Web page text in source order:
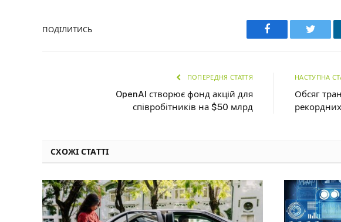
ПОДІЛИТИСЬ Facebook Twitter
ПОПЕРЕДНЯ СТАТТЯ
OpenAI створює фонд акцій для
співробітників на $50 млрд
НАСТУПНА
Обсяг
СХОЖІ СТАТТІ